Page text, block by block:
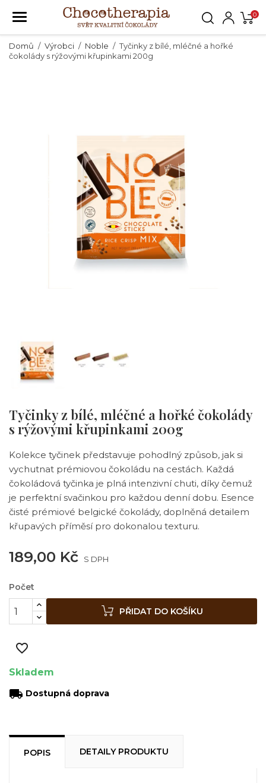
0
Domů Výrobci Noble
Tyčinky z bílé, mléčné a hořké
čokolády s rýžovými křupinkami 200g
Tyčinky z bílé, mléčné a hořké čokolády
s rýžovými křupinkami 200g
Kolekce tyčinek představuje pohodlný způsob, jak si
vychutnat prémiovou čokoládu na cestách. Každá
čokoládová tyčinka je plná intenzivní chuti, díky čemuž
je perfektní svačinkou pro každou denní dobu. Esence
čisté prémiové belgické čokolády, doplněná detailem
křupavých příměsí pro dokonalou texturu.
189,00 Kč S DPH
Počet
PŘIDAT DO KOŠÍKU
favorite_border
Skladem
local_shipping Dostupná doprava
POPIS DETAILY PRODUKTU